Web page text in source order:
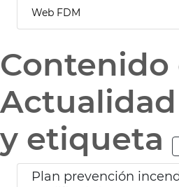
Web FDM
Contenido
Actualidad
y etiqueta